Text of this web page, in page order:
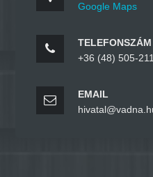
Google Maps
TELEFONSZÁM
+36 (48) 505-211
EMAIL